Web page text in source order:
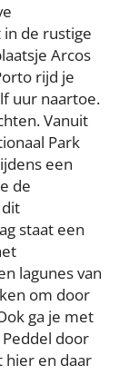
de rustige
Arcos
rijd je
uur naartoe.
Vanuit
Park
een
de
staat een
lagunes van
om door
ga je met
door
hier en daar